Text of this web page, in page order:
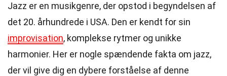
Jazz er en musikgenre, der opstod i begyndelsen af
det 20. århundrede i USA. Den er kendt for sin
improvisation, komplekse rytmer og unikke
harmonier. Her er nogle spændende fakta om jazz,
der vil give dig en dybere forståelse af denne